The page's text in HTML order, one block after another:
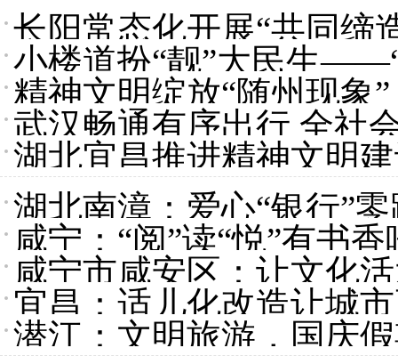
长阳常态化开展“共同缔
小楼道扮“靓”大民生
好
精神文明绽放“随州现象”
武汉畅通有序出行 全社
湖北宜昌推进精神文明
湖北南漳：爱心“银行”
咸宁：“阅”读“悦”有书香
咸宁市咸安区：让文化
宜昌：适儿化改造让城
潜江：文明旅游，国庆